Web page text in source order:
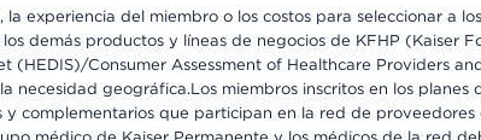
experiencia del miembro o los costos para seleccionar a
demás productos y líneas de negocios de KFHP (Kaiser
Consumer Assessment of Healthcare Providers
geográfica.Los miembros inscritos en los planes
complementarios que participan en la red de